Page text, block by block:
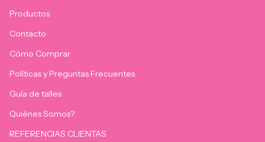
Productos
Contacto
Cómo Comprar
Políticas y Preguntas Frecuentes
Guía de talles
Quiénes Somos?
REFERENCIAS CLIENTAS